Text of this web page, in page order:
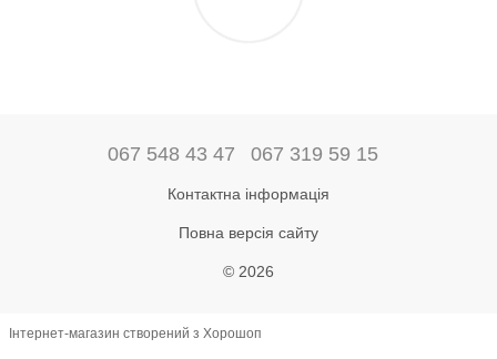
067 548 43 47 067 319 59 15
Контактна інформація
Повна версія сайту
© 2026
Інтернет-магазин створений з Хорошоп